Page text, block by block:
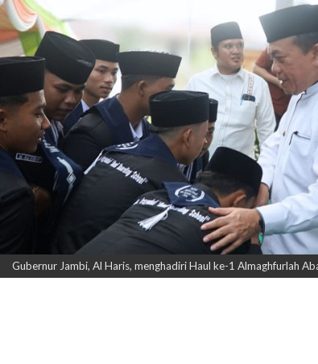
Gubernur Jambi, Al Haris, menghadiri Haul ke-1 Almaghfurlah